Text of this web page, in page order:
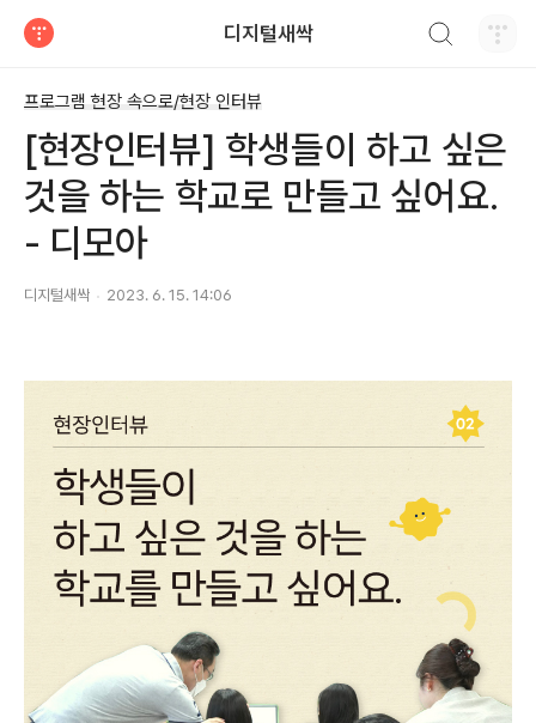
디지털새싹
프로그램 현장 속으로/현장 인터뷰
[현장인터뷰] 학생들이 하고 싶은
것을 하는 학교로 만들고 싶어요.
- 디모아
디지털새싹 2023. 6. 15. 14:06